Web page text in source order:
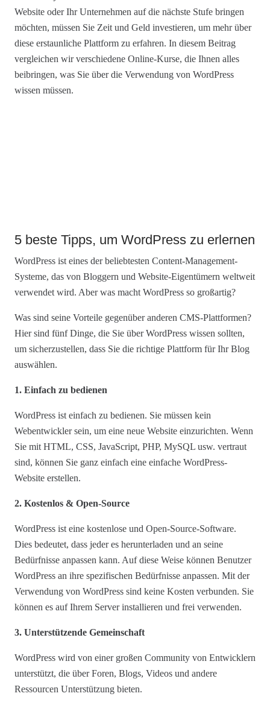
Website oder Ihr Unternehmen auf die nächste Stufe bringen
möchten, müssen Sie Zeit und Geld investieren, um mehr über
diese erstaunliche Plattform zu erfahren. In diesem Beitrag
vergleichen wir verschiedene Online-Kurse, die Ihnen alles
beibringen, was Sie über die Verwendung von WordPress
wissen müssen.
5 beste Tipps, um WordPress zu erlernen
WordPress ist eines der beliebtesten Content-Management-
Systeme, das von Bloggern und Website-Eigentümern weltweit
verwendet wird. Aber was macht WordPress so großartig?
Was sind seine Vorteile gegenüber anderen CMS-Plattformen?
Hier sind fünf Dinge, die Sie über WordPress wissen sollten,
um sicherzustellen, dass Sie die richtige Plattform für Ihr Blog
auswählen.
1. Einfach zu bedienen
WordPress ist einfach zu bedienen. Sie müssen kein
Webentwickler sein, um eine neue Website einzurichten. Wenn
Sie mit HTML, CSS, JavaScript, PHP, MySQL usw. vertraut
sind, können Sie ganz einfach eine einfache WordPress-
Website erstellen.
2. Kostenlos & Open-Source
WordPress ist eine kostenlose und Open-Source-Software.
Dies bedeutet, dass jeder es herunterladen und an seine
Bedürfnisse anpassen kann. Auf diese Weise können Benutzer
WordPress an ihre spezifischen Bedürfnisse anpassen. Mit der
Verwendung von WordPress sind keine Kosten verbunden. Sie
können es auf Ihrem Server installieren und frei verwenden.
3. Unterstützende Gemeinschaft
WordPress wird von einer großen Community von Entwicklern
unterstützt, die über Foren, Blogs, Videos und andere
Ressourcen Unterstützung bieten.